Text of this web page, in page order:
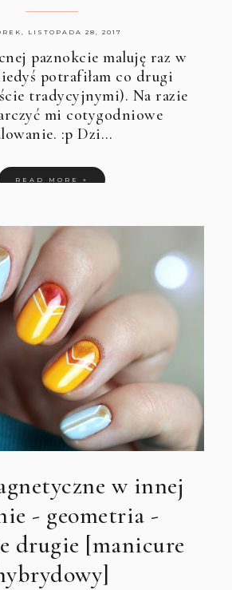
LISTOPADA 28, 2017
paznokcie maluję raz w
potrafiłam co drugi
tradycyjnymi). Na razie
mi cotygodniowe
:p Dzi…
READ MORE »
w innej
- geometria -
drugie [manicure